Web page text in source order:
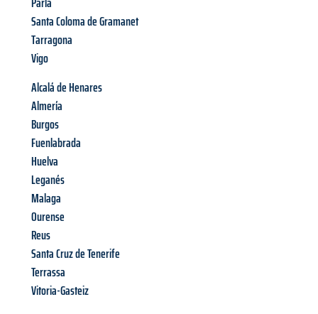
Santa Coloma de Gramanet
Tarragona
Vigo
Alcalá de Henares
Almería
Burgos
Fuenlabrada
Huelva
Leganés
Malaga
Ourense
Reus
Santa Cruz de Tenerife
Terrassa
Vitoria-Gasteiz